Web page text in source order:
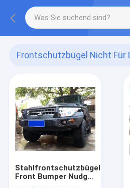
Frontschutzbügel Nicht Für
Stahlfrontschutzbügel
Front Bumper Nudge